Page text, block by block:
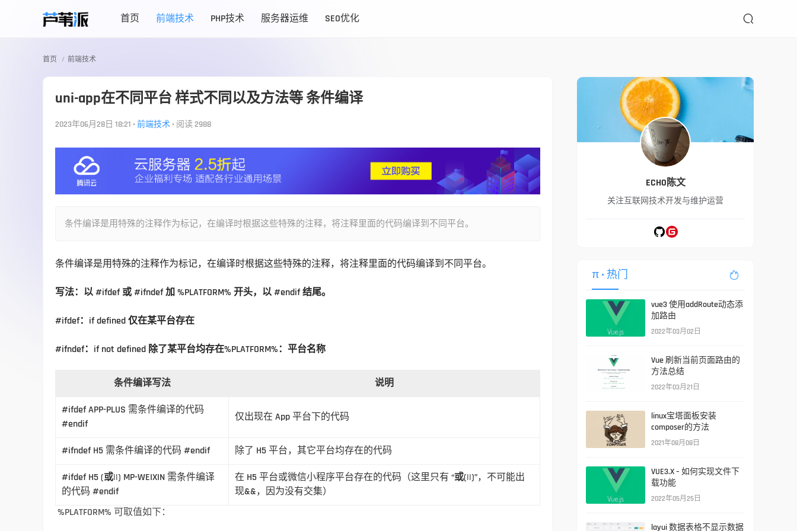
首页 前端技术 PHP技术 服务器运维 SEO优化 
首页 前端技术
uni-app在不同平台 样式不同以及方法等 条件编译
2023年06月28日 18:21 • 前端技术 • 阅读 2988
条件编译是用特殊的注释作为标记，在编译时根据这些特殊的注释，将注释里面的代码编译到不同平台。
条件编译是用特殊的注释作为标记，在编译时根据这些特殊的注释，将注释里面的代码编译到不同平台。
写法：以 #ifdef 或 #ifndef 加 %PLATFORM% 开头，以 #endif 结尾。
#ifdef：if defined 仅在某平台存在
#ifndef：if not defined 除了某平台均存在%PLATFORM%：平台名称
条件编译写法 说明
#ifdef APP-PLUS 需条件编译的代码
#endif
仅出现在 App 平台下的代码
#ifndef H5 需条件编译的代码 #endif 除了 H5 平台，其它平台均存在的代码
#ifdef H5(或||) MP-WEIXIN 需条件编译
的代码 #endif
在 H5 平台或微信小程序平台存在的代码（这里只有 “或(||)”，不可能出
现&&，因为没有交集）
%PLATFORM% 可取值如下：
ECHO陈文
关注互联网技术开发与维护运营
π • 热门 
vue3 使用addRoute动态添
加路由
2022年03月02日
Vue 刷新当前页面路由的
方法总结
2022年03月21日
linux宝塔面板安装
composer的方法
2021年08月08日
VUE3.X – 如何实现文件下
载功能
2022年05月25日
layui 数据表格不显示数据